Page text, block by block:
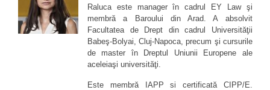
Raluca este manager în cadrul EY Law şi
membră a Baroului din Arad. A absolvit
Facultatea de Drept din cadrul Universităţii
Babeş-Bolyai, Cluj-Napoca, precum şi cursurile
de master în Dreptul Uniunii Europene ale
aceleiaşi universităţi.
Este membră IAPP si certificată CIPP/E.